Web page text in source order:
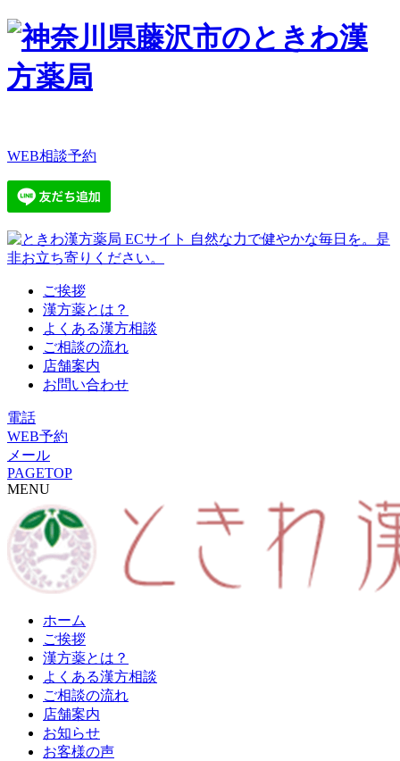
WEB相談予約
ご挨拶
漢方薬とは？
よくある漢方相談
ご相談の流れ
店舗案内
お問い合わせ
電話
WEB予約
メール
PAGETOP
MENU
ホーム
ご挨拶
漢方薬とは？
よくある漢方相談
ご相談の流れ
店舗案内
お知らせ
お客様の声